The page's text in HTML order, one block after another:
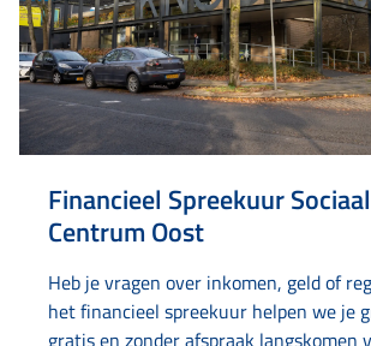
Financieel Spreekuur
Centrum Oost
Heb je vragen over inkomen, geld of
het financieel spreekuur helpen we je